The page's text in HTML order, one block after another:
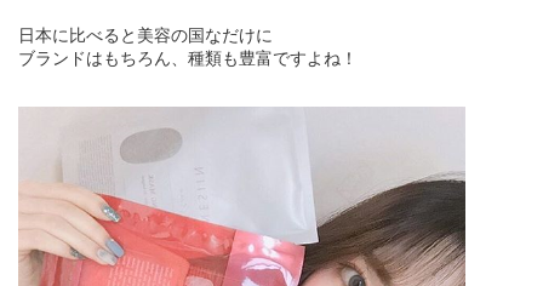
日本に比べると美容の国なだけに
ブランドはもちろん、種類も豊富ですよね！